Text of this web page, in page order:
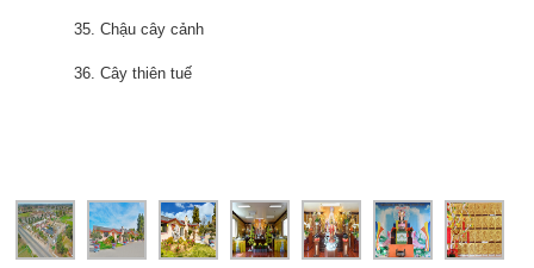
35. Chậu cây cảnh
36. Cây thiên tuế